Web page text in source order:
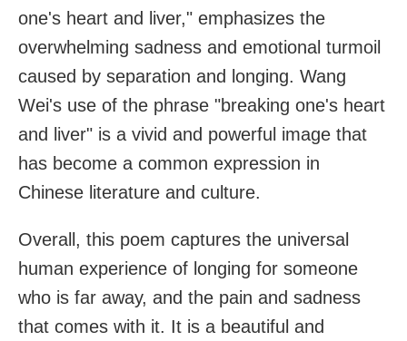
one's heart and liver," emphasizes the
overwhelming sadness and emotional turmoil
caused by separation and longing. Wang
Wei's use of the phrase "breaking one's heart
and liver" is a vivid and powerful image that
has become a common expression in
Chinese literature and culture.
Overall, this poem captures the universal
human experience of longing for someone
who is far away, and the pain and sadness
that comes with it. It is a beautiful and